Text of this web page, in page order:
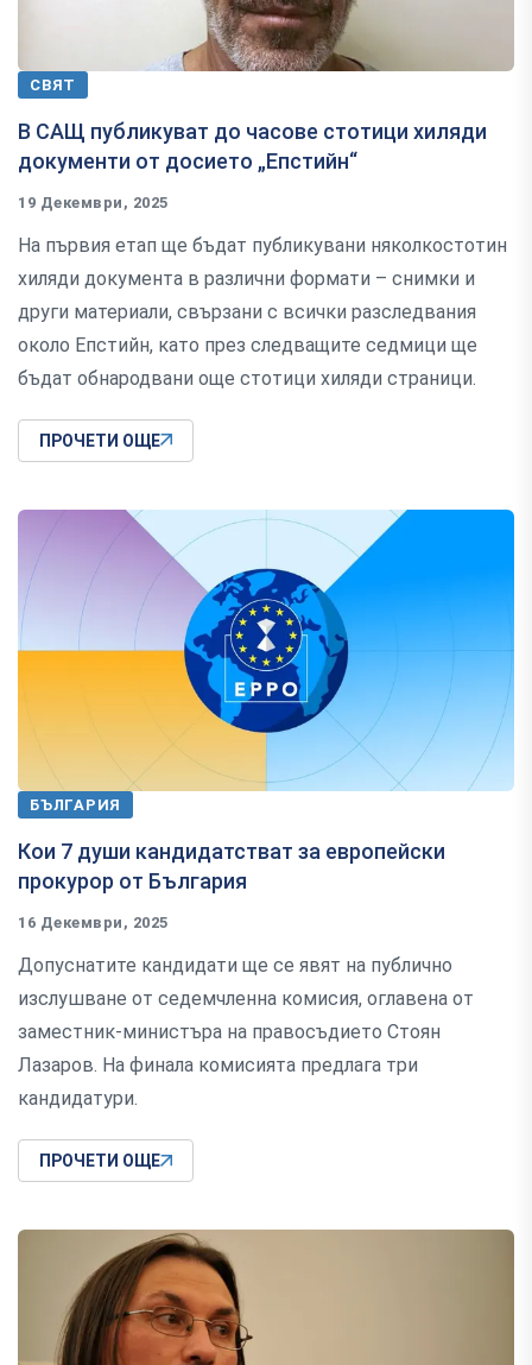
СВЯТ
В САЩ публикуват до часове стотици хиляди
документи от досието „Епстийн“
19 Декември, 2025
На първия етап ще бъдат публикувани няколкостотин
хиляди документа в различни формати – снимки и
други материали, свързани с всички разследвания
около Епстийн, като през следващите седмици ще
бъдат обнародвани още стотици хиляди страници.
ПРОЧЕТИ ОЩЕ
БЪЛГАРИЯ
Кои 7 души кандидатстват за европейски
прокурор от България
16 Декември, 2025
Допуснатите кандидати ще се явят на публично
изслушване от седемчленна комисия, оглавена от
заместник-министъра на правосъдието Стоян
Лазаров. На финала комисията предлага три
кандидатури.
ПРОЧЕТИ ОЩЕ